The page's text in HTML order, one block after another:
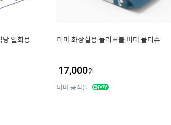
일회용
미마 화장실용 플러셔블 비데 물티슈
17,000원
미마 공식몰